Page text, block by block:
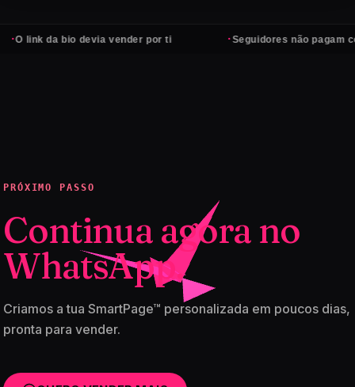
bio devia vender por ti Seguidores não pagam contas —
PRÓXIMO PASSO
Continua agora no
WhatsApp.
Criamos a tua SmartPage™ personalizada em poucos dias,
pronta para vender.